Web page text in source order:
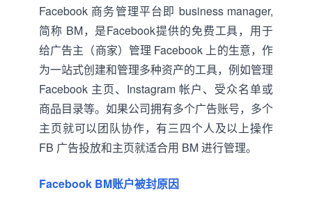
Facebook 商务管理平台即 business manager,
简称 BM，是Facebook提供的免费工具，用于
给广告主（商家）管理 Facebook 上的生意，作
为一站式创建和管理多种资产的工具，例如管理
Facebook 主页、Instagram 帐户、受众名单或
商品目录等。如果公司拥有多个广告账号，多个
主页就可以团队协作，有三四个人及以上操作
FB 广告投放和主页就适合用 BM 进行管理。
Facebook BM账户被封原因